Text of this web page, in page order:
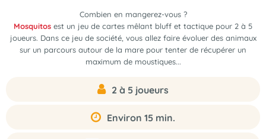
Combien en mangerez-vous ?
Mosquitos est un jeu de cartes mêlant bluff et tactique pour 2 à 5
joueurs. Dans ce jeu de société, vous allez faire évoluer des animaux
sur un parcours autour de la mare pour tenter de récupérer un
maximum de moustiques...
2 à 5 joueurs
Environ 15 min.